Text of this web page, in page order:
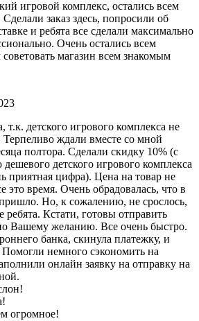
игровой комплекс, остались всем
заказ здесь, попросили об
и ребята все сделали максимально
Очень остались всем
магазин всем знакомым
т.к. детского игрового комплекса не
ждали вместе со мной
полтора. Сделали скидку 10% (с
дешевого детского игрового комплекса
приятная цифра). Цена на товар не
это время. Очень обрадовалась, что в
Но, к сожалению, не срослось,
ребята. Кстати, готовы отправить
Вашему желанию. Все очень быстро.
банка, скинула платежку, и
немного сэкономить на
онлайн заявку на отправку на
огромное!